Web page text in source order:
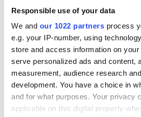
Responsible use of your data
We and our 1022 partners process
e.g. your IP-number, using
store and access information on
serve personalized ads and content,
measurement, audience research
development. You have a choice in
and for what purposes. Your privacy
applicable on this digital property
Παροχές
Αναψυκτικά
Δωρεάν WiFi
Τηλεοπτικές Οθόνες
Δωρεάν Μεταφορά